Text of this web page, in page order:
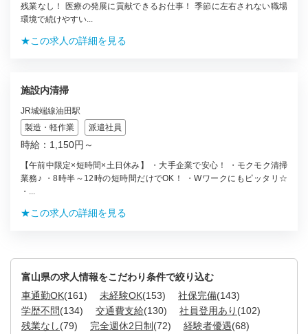
残業なし！ 医療の発展に貢献できるお仕事！ 季節に左右されない職場
環境で続けやすい...
★この求人の詳細を見る
施設内清掃
JR城端線油田駅
製造・軽作業
派遣社員
時給：1,150円～
【午前中限定×短時間×土日休み】 ・大手企業で安心！ ・モクモク清掃
業務♪ ・8時半～12時の短時間だけでOK！ ・Wワークにもピッタリ☆
・...
★この求人の詳細を見る
富山県の求人情報をこだわり条件で絞り込む
車通勤OK(161) 未経験OK(153) 社保完備(143)
学歴不問(134) 交通費支給(130) 社員登用あり (102)
残業なし(79) 完全週休2日制 (72) 経験者優遇(68)